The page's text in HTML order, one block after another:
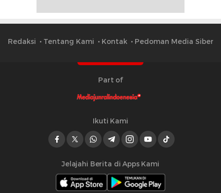
Redaksi Tentang Kami Kontak Pedoman Media Siber
Part of
Ikuti Kami
Jelajahi Berita di Apps Kami